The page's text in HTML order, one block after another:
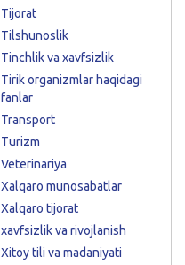
Tijorat
Tilshunoslik
Tinchlik va xavfsizlik
Tirik organizmlar haqidagi
fanlar
Transport
Turizm
Veterinariya
Xalqaro munosabatlar
Xalqaro tijorat
xavfsizlik va rivojlanish
Xitoy tili va madaniyati